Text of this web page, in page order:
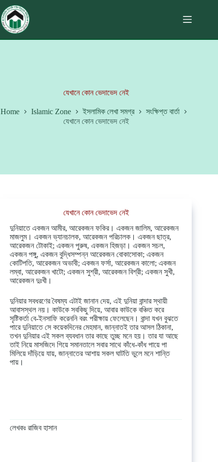
যেখানে কোন ভেদাভেদ নেই
Home Islamic Zone ইসলামিক লেখা সমগ্র
সংক্ষিপ্ত বার্তা
যেখানে কোন ভেদাভেদ নেই
যেখানে কোন ভেদাভেদ নেই
দুনিয়াতে একজন আমীর, আরেকজন ফকির। একজন জালিম, আরেকজন
মাজলুম। একজন ভ্যানচালক, আরেকজন পরিচালক। একজন ছাত্র,
আরেকজন টোকাই; একজন পুরুষ, একজন হিজড়া। একজন সচল,
একজন পঙ্গু, একজন বুদ্ধিসম্পন্ন আরেকজন বোকাসোকা; একজন
কোটিপতি, আরেকজন অভাবী; একজন ফর্সা, আরেকজন কালো; একজন
লম্বা, আরেকজন খাটো; একজন সুশ্রী, আরেকজন বিশ্রী; একজন সুখী,
আরেকজন দুঃখী।
দুনিয়ার সবধরণের বৈষম্য এটাই জানান দেয়, এই দুনিয়া বান্দার স্থায়ী
আবাসস্থল নয়। কাউকে সবকিছু দিয়ে, আবার কাউকে বঞ্চিত করে
সৃষ্টিকর্তা বে-ইনসাফি করেননি বরং পরীক্ষায় ফেলেছেন। বান্দা যখন বুঝতে
পারে দুনিয়াতে সে কয়েকদিনের মেহমান, জান্নাতই তার আসল ঠিকানা,
তখন দুনিয়ার এই সকল ব্যবধান তার কাছে তুচ্ছ মনে হয়। তার যা আছে
তাই নিয়ে মাসজিদে গিয়ে সমানতালে সবার সাথে কাঁধে-কাঁধ পায়ে পা
মিলিয়ে দাঁড়িয়ে যায়, জান্নাতের আশায় সকল ঘাটতি ভুলে মনে শান্তি
পায়।
লেখকঃ রাজিব হাসান